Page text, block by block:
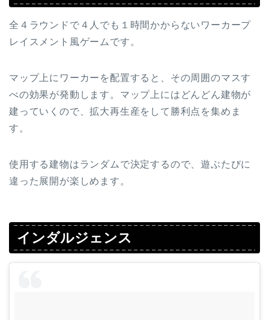
全４ラウンドで４人でも１時間かからないワーカープ
レイスメント風ゲームです。
マップ上にワーカーを配置すると、その周囲のマスす
べの効果が発動します。マップ上にはどんどん建物が
建っていくので、拡大再生産をして勝利点を集めま
す。
使用する建物はランダムで決定するので、遊ぶたびに
違った展開が楽しめます。
インダルジェンス